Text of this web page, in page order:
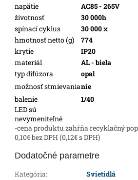
napätie
AC85 - 265V
životnosť
30 000h
spínací cyklus
30 000 x
hmotnosť netto (g)
774
krytie
IP20
materiál
AL - biela
typ difúzora
opal
možnosť stmievanianie
balenie
1/40
LED sú
nevymeniteľné
-cena produktu zahŕňa recyklačný
0,10€ bez DPH (0,12€ s DPH)
Dodatočné parametre
Kategória:
Svietidlá